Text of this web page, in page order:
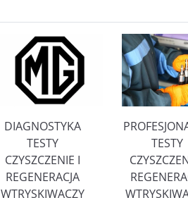
DIAGNOSTYKA
TESTY
CZYSZCZENIE I
REGENERACJA
WTRYSKIWACZY
TESTY